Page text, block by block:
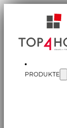
PRODUKTE